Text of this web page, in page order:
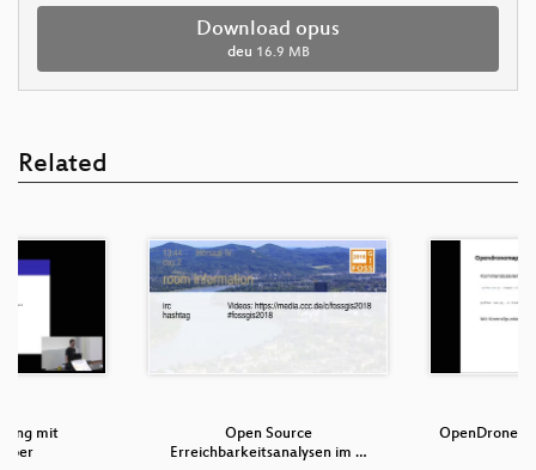
Download opus
deu 16.9 MB
Related
mit
Open Source
Erreichbarkeitsanalysen im …